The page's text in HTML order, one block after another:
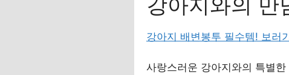
강아지 배변봉투 필수템! 보러
사랑스러운 강아지와의 특별